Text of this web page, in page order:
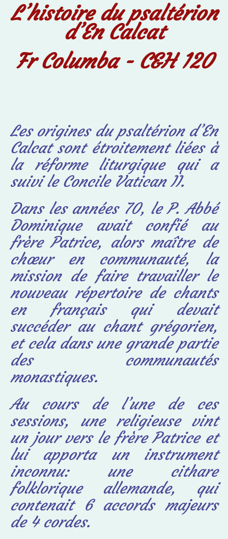
L’histoire du psaltérion
d’En Calcat
Fr Columba - C&H 120
Les origines du psaltérion d’En
Calcat sont étroitement liées à
la réforme liturgique qui a
suivi le Concile Vatican II.
Dans les années 70, le P. Abbé
Dominique avait confié au
frère Patrice, alors maître de
chœur en communauté, la
mission de faire travailler le
nouveau répertoire de chants
en français qui devait
succéder au chant grégorien,
et cela dans une grande partie
des communautés
monastiques.
Au cours de l’une de ces
sessions, une religieuse vint
un jour vers le frère Patrice et
lui apporta un instrument
inconnu: une cithare
folklorique allemande, qui
contenait 6 accords majeurs
de 4 cordes.